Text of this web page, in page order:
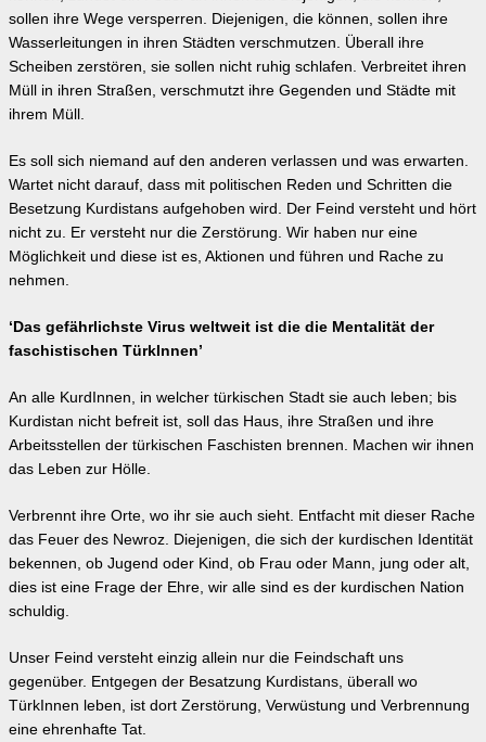
sollen ihre Wege versperren. Diejenigen, die können, sollen ihre
Wasserleitungen in ihren Städten verschmutzen. Überall ihre
Scheiben zerstören, sie sollen nicht ruhig schlafen. Verbreitet ihren
Müll in ihren Straßen, verschmutzt ihre Gegenden und Städte mit
ihrem Müll.
Es soll sich niemand auf den anderen verlassen und was erwarten.
Wartet nicht darauf, dass mit politischen Reden und Schritten die
Besetzung Kurdistans aufgehoben wird. Der Feind versteht und hört
nicht zu. Er versteht nur die Zerstörung. Wir haben nur eine
Möglichkeit und diese ist es, Aktionen und führen und Rache zu
nehmen.
‘Das gefährlichste Virus weltweit ist die die Mentalität der
faschistischen TürkInnen’
An alle KurdInnen, in welcher türkischen Stadt sie auch leben; bis
Kurdistan nicht befreit ist, soll das Haus, ihre Straßen und ihre
Arbeitsstellen der türkischen Faschisten brennen. Machen wir ihnen
das Leben zur Hölle.
Verbrennt ihre Orte, wo ihr sie auch sieht. Entfacht mit dieser Rache
das Feuer des Newroz. Diejenigen, die sich der kurdischen Identität
bekennen, ob Jugend oder Kind, ob Frau oder Mann, jung oder alt,
dies ist eine Frage der Ehre, wir alle sind es der kurdischen Nation
schuldig.
Unser Feind versteht einzig allein nur die Feindschaft uns
gegenüber. Entgegen der Besatzung Kurdistans, überall wo
TürkInnen leben, ist dort Zerstörung, Verwüstung und Verbrennung
eine ehrenhafte Tat.